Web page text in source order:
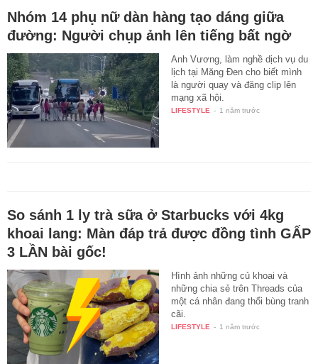
Nhóm 14 phụ nữ dàn hàng tạo dáng giữa
đường: Người chụp ảnh lên tiếng bất ngờ
Anh Vương, làm nghề dịch vụ du
lịch tại Măng Đen cho biết mình
là người quay và đăng clip lên
mạng xã hội.
LIFESTYLE - 1 năm trước
So sánh 1 ly trà sữa ở Starbucks với 4kg
khoai lang: Màn đáp trả được đồng tình GẤP
3 LẦN bài gốc!
Hình ảnh những củ khoai và
những chia sẻ trên Threads của
một cá nhân đang thổi bùng tranh
cãi.
LIFESTYLE - 1 năm trước